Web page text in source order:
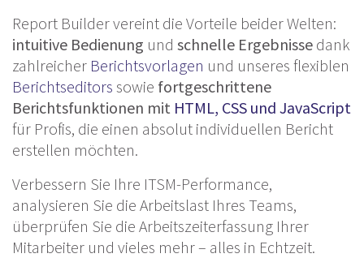
Report Builder vereint die Vorteile beider Welten:
intuitive Bedienung und schnelle Ergebnisse dank
zahlreicher Berichtsvorlagen und unseres flexiblen
Berichtseditors sowie fortgeschrittene
Berichtsfunktionen mit HTML, CSS und JavaScript
für Profis, die einen absolut individuellen Bericht
erstellen möchten.
Verbessern Sie Ihre ITSM-Performance,
analysieren Sie die Arbeitslast Ihres Teams,
überprüfen Sie die Arbeitszeiterfassung Ihrer
Mitarbeiter und vieles mehr – alles in Echtzeit.